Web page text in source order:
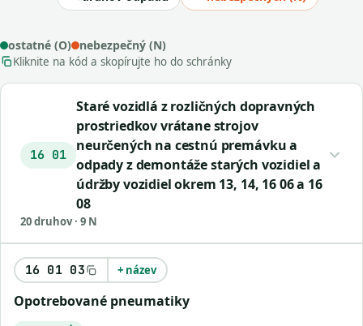
ostatné (O) nebezpečný (N)
Kliknite na kód a skopírujte ho do schránky
16 01
Staré vozidlá z rozličných dopravných
prostriedkov vrátane strojov
neurčených na cestnú premávku a
odpady z demontáže starých vozidiel a
údržby vozidiel okrem 13, 14, 16 06 a 16
08
20 druhov · 9 N
16 01 03 + název
opotrebované pneumatiky